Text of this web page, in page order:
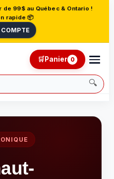
de 99$ au Québec & Ontario !
rapide 📦
🔍
🛒Panier 0